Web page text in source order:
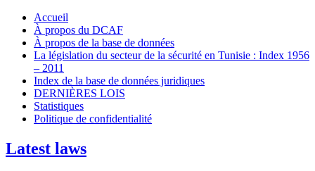
Accueil
À propos du DCAF
À propos de la base de données
La législation du secteur de la sécurité en Tunisie : Index 1956
– 2011
Index de la base de données juridiques
DERNIÈRES LOIS
Statistiques
Politique de confidentialité
Latest laws